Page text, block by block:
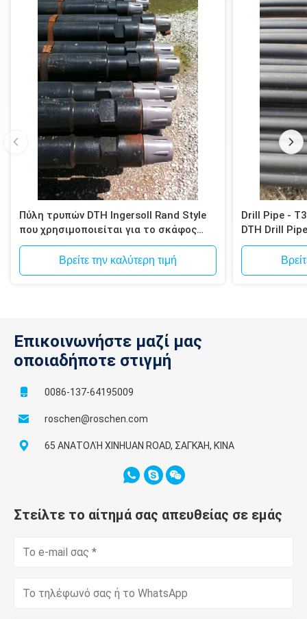
Πύλη τρυπών DTH Ingersoll Rand Style
που χρησιμοποιείται για το σκάφος
τρυπανιών τύπου T4W και T685 της
Atlas CopcoΒρείτε την καλύτερη τιμή
Drill Pipe -
DTH Drill Pipe
Επικοινωνήστε μαζί μας
οποιαδήποτε στιγμή
0086-137-64195009
roschen@roschen.com
65 ΑΝΑΤΟΛΉ XINHUAN ROAD, ΣΑΓΚΆΗ, ΚΊΝΑ
Στείλτε το αίτημά σας απευθείας σε εμάς